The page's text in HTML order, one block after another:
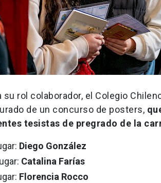
su rol colaborador, el Colegio
de un concurso de posters,
tesistas de pregrado de la
Diego González
Catalina Farías
Florencia Rocco